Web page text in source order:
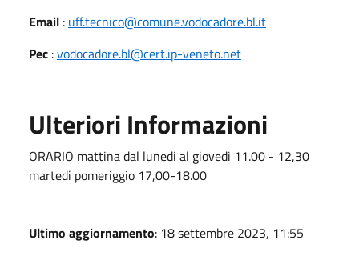
Email : uff.tecnico@comune.vodocadore.bl.it
Pec :vodocadore.bl@cert.ip-veneto.net
Ulteriori Informazioni
ORARIO mattina dal lunedi al giovedi 11.00 - 12,30
martedi pomeriggio 17,00-18.00
Ultimo aggiornamento: 18 settembre 2023, 11:55